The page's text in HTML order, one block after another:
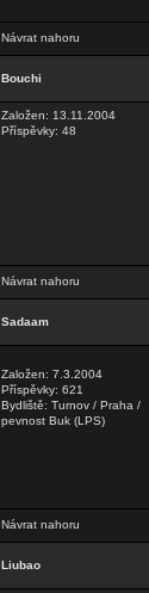
Návrat nahoru
Bouchi
Založen: 13.11.2004
Příspěvky: 48
Návrat nahoru
Sadaam
Založen: 7.3.2004
Příspěvky: 621
Bydliště: Turnov / Praha /
pevnost Buk (LPS)
Návrat nahoru
Liubao